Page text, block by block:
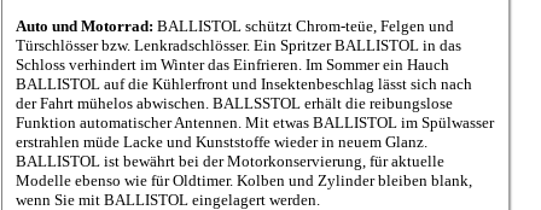
Auto und Motorrad: BALLISTOL schützt Chrom-teüe, Felgen und
Türschlösser bzw. Lenkradschlösser. Ein Spritzer BALLISTOL in das
Schloss verhindert im Winter das Einfrieren. Im Sommer ein Hauch
BALLISTOL auf die Kühlerfront und Insektenbeschlag lässt sich nach
der Fahrt mühelos abwischen. BALLSSTOL erhält die reibungslose
Funktion automatischer Antennen. Mit etwas BALLISTOL im Spülwasser
erstrahlen müde Lacke und Kunststoffe wieder in neuem Glanz.
BALLISTOL ist bewährt bei der Motorkonservierung, für aktuelle
Modelle ebenso wie für Oldtimer. Kolben und Zylinder bleiben blank,
wenn Sie mit BALLISTOL eingelagert werden.